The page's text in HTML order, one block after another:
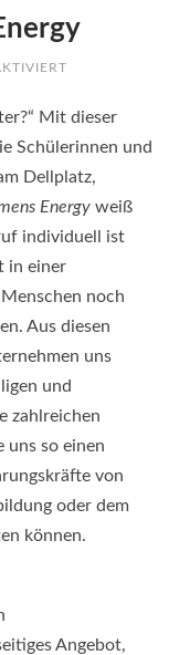
SIEMENS
Mit dieser
Schülerinnen und
Dellplatz,
Energy weiß
individuell ist
in einer
noch
Aus diesen
uns
und
zahlreichen
uns so einen
von
oder dem
können.
Angebot,